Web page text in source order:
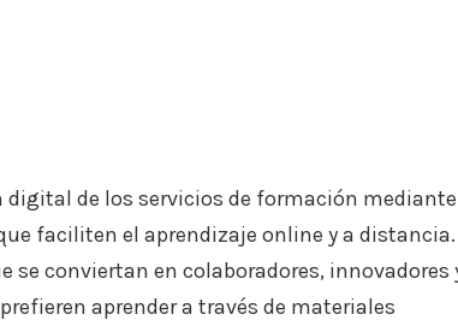
digital de los servicios de formación mediante
faciliten el aprendizaje online y a distancia.
se conviertan en colaboradores, innovadores
aprender a través de materiales